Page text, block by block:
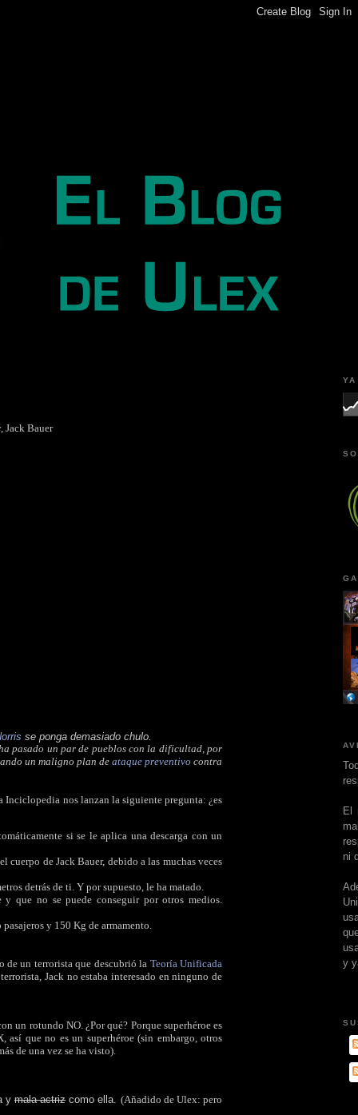
Jack Bauer
se ponga demasiado chulo.
pasado un par de pueblos con la dificultad, por
un maligno plan de ataque preventivo contra
Inciclopedia nos lanzan la siguiente pregunta: ¿es
si se le aplica una descarga con un
cuerpo de Jack Bauer, debido a las muchas veces
detrás de ti. Y por supuesto, le ha matado.
que no se puede conseguir por otros medios.
y 150 Kg de armamento.
de un terrorista que descubrió la Teoría Unificada
Jack no estaba interesado en ninguno de
un rotundo NO. ¿Por qué? Porque superhéroe es
así que no es un superhéroe (sin embargo, otros
de una vez se ha visto).
ymala actrizcomo ella. (Añadido de Ulex: pero
El
ni
y